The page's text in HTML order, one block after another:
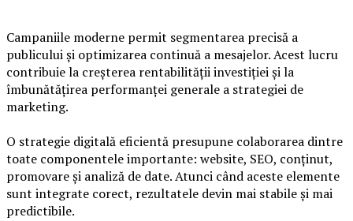
Campaniile moderne permit segmentarea precisă a
publicului și optimizarea continuă a mesajelor. Acest lucru
contribuie la creșterea rentabilității investiției și la
îmbunătățirea performanței generale a strategiei de
marketing.
O strategie digitală eficientă presupune colaborarea dintre
toate componentele importante: website, SEO, conținut,
promovare și analiză de date. Atunci când aceste elemente
sunt integrate corect, rezultatele devin mai stabile și mai
predictibile.